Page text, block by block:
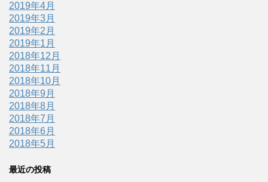
2019年4月
2019年3月
2019年2月
2019年1月
2018年12月
2018年11月
2018年10月
2018年9月
2018年8月
2018年7月
2018年6月
2018年5月
最近の投稿